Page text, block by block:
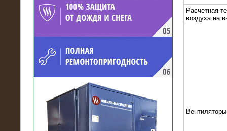
15.04.2017
Нагрузочный комплекс 16 МВт с
Расчетная
воздуха на
Вентиляторы